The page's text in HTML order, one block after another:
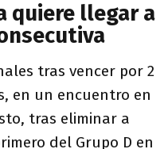
quiere llegar a
tras vencer por 2
en un encuentro en
tras eliminar a
del Grupo D en